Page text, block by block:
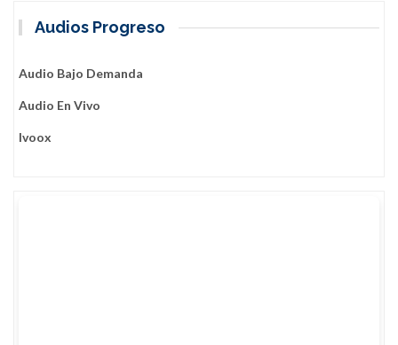
Audios Progreso
Audio Bajo Demanda
Audio En Vivo
Ivoox